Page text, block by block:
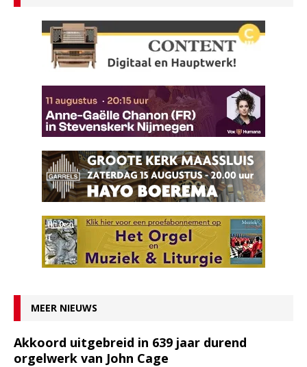
MEER NIEUWS
Akkoord uitgebreid in 639 jaar durend
orgelwerk van John Cage